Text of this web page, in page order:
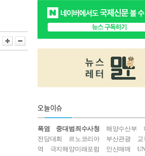
오늘이슈
폭염 중대범죄수사청 해양수산부
전당대회
르노코리아 부산관광
교
역
극지해양미래포럼 인신매매